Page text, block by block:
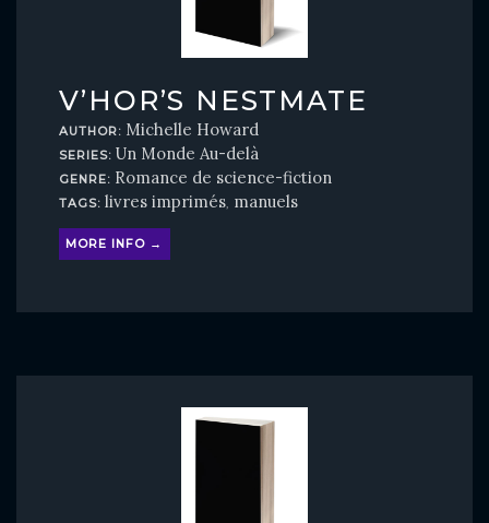
V’HOR’S NESTMATE
AUTHOR: Michelle Howard
SERIES: Un Monde Au-delà
GENRE: Romance de science-fiction
TAGS: livres imprimés, manuels
MORE INFO →